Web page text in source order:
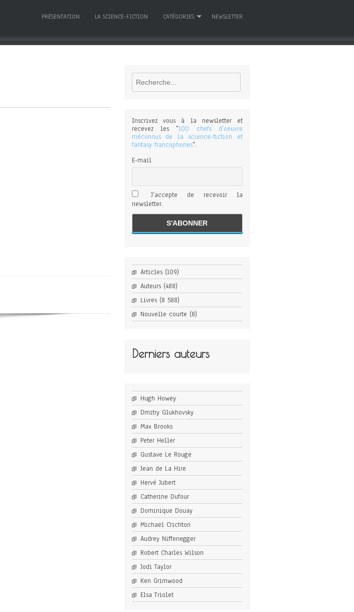
PRÉSENTATION LA SCIENCE-FICTION CATÉGORIES NEWSLETTER
Rechercher
Inscrivez vous à la newsletter et
recevez les "100 chefs d'oeuvre
méconnus de la science-fiction et
fantasy francophones".
E-mail
J'accepte de recevoir la
newsletter.
Articles(109)
Auteurs(488)
Livres(8 588)
Nouvelle courte (8)
Derniers auteurs
Hugh Howey
Dmitry Glukhovsky
Max Brooks
Peter Heller
Gustave Le Rouge
Jean de La Hire
Hervé Jubert
Catherine Dufour
Dominique Douay
Michael Crichton
Audrey Niffenegger
Robert Charles Wilson
Jodi Taylor
Ken Grimwood
Elsa Triolet